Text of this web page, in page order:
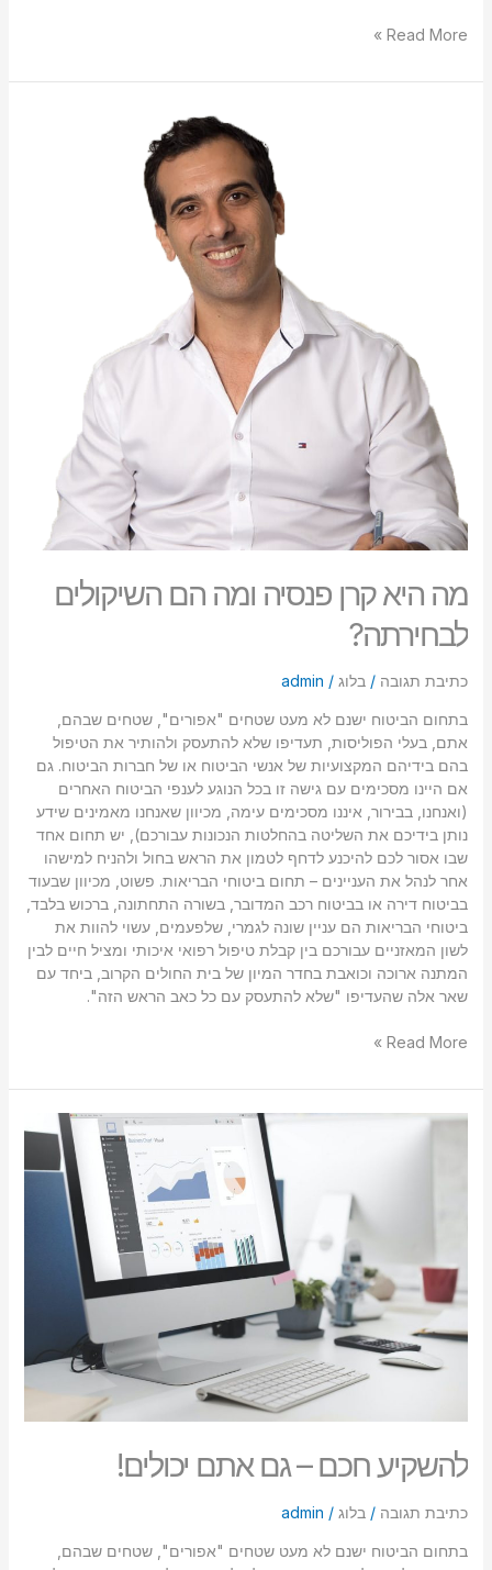
Read More »
מה היא קרן פנסיה ומה הם השיקולים
לבחירתה?
כתיבת תגובה / בלוג/
admin
בתחום הביטוח ישנם לא מעט שטחים "אפורים", שטחים שבהם,
אתם, בעלי הפוליסות, תעדיפו שלא להתעסק ולהותיר את הטיפול
בהם בידיהם המקצועיות של אנשי הביטוח או של חברות הביטוח. גם
אם היינו מסכימים עם גישה זו בכל הנוגע לענפי הביטוח האחרים
(ואנחנו, בבירור, איננו מסכימים עימה, מכיוון שאנחנו מאמינים שידע
נותן בידיכם את השליטה בהחלטות הנכונות עבורכם), יש תחום אחד
שבו אסור לכם להיכנע לדחף לטמון את הראש בחול ולהניח למישהו
אחר לנהל את העניינים – תחום ביטוחי הבריאות. פשוט, מכיוון שבעוד
בביטוח דירה או בביטוח רכב המדובר, בשורה התחתונה, ברכוש בלבד,
ביטוחי הבריאות הם עניין שונה לגמרי, שלפעמים, עשוי להוות את
לשון המאזניים עבורכם בין קבלת טיפול רפואי איכותי ומציל חיים לבין
המתנה ארוכה וכואבת בחדר המיון של בית החולים הקרוב, ביחד עם
שאר אלה שהעדיפו "שלא להתעסק עם כל כאב הראש הזה".
Read More »
להשקיע חכם – גם אתם יכולים!
כתיבת תגובה / בלוג/
admin
בתחום הביטוח ישנם לא מעט שטחים "אפורים", שטחים שבהם,
להשקיע